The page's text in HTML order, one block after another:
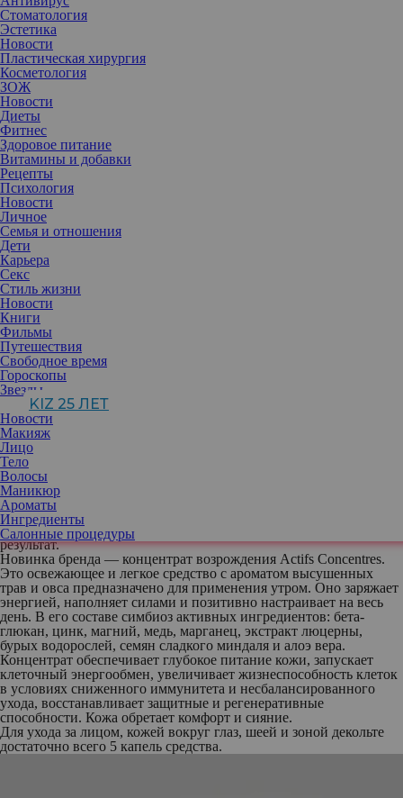
Стоматология
Эстетика
Новости
Пластическая хирургия
Косметология
ЗОЖ
Новости
Диеты
Фитнес
Здоровое питание
Витамины и добавки
Рецепты
Психология
Новости
Личное
Семья и отношения
Дети
Карьера
Секс
Стиль жизни
Новости
Книги
Фильмы
Путешествия
Свободное время
Гороскопы
Звезды
KIZ 25 ЛЕТ
Новости
Макияж
Лицо
Тело
Волосы
Маникюр
Ароматы
Ингредиенты
Салонные процедуры
Кажется, что средства из этой подборки наделены поистине
волшебными свойствами. Но нет, никакой магии — только
эффективные компоненты и грамотные сочетания.
Современная алхимия
Состояние кожи — это отражение образа жизни, считают
специалисты французского бренда
выглядит лицо, оказывают влияние повседневные переживания
и стресс, а также плохая экология мегаполиса,
несбалансированное питание, дефицит сна и отдыха, вредные
привычки. Чтобы поддерживать здоровье и красоту кожи
недостаточно работать только с ней, необходимо соприкасаться
со всеми органами чувств. Для этого разработчики формул
обратились к знаниям древней алхимии. Сочетание ее
принципов и особых субстанций с современной наукой,
профессиональным опытом и пониманием человеческой
природы дает возможность получать совершенные формулы для
возрождения клеток кожи. В каждом средстве все элементы
находятся в симбиозе друг с другом, дополняя и усиливая
результат.
Новинка бренда — концентрат возрождения Actifs Concentres.
Это освежающее и легкое средство с ароматом высушенных
трав и овса предназначено для применения утром. Оно заряжает
энергией, наполняет силами и позитивно настраивает на весь
день. В его составе симбиоз активных ингредиентов: бета-
глюкан, цинк, магний, медь, марганец, экстракт люцерны,
бурых водорослей, семян сладкого миндаля и алоэ вера.
Концентрат обеспечивает глубокое питание кожи, запускает
клеточный энергообмен, увеличивает жизнеспособность клеток
в условиях сниженного иммунитета и несбалансированного
ухода, восстанавливает защитные и регенеративные
способности. Кожа обретает комфорт и сияние.
Для ухода за лицом, кожей вокруг глаз, шеей и зоной декольте
достаточно всего 5 капель средства.